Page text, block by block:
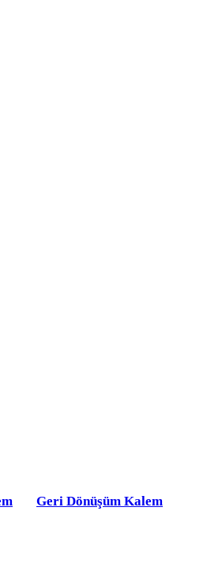
Geri Dönüşüm Kalem